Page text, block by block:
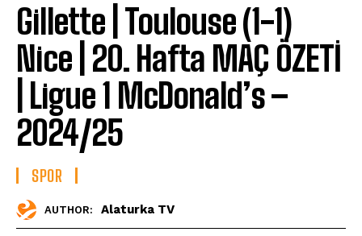
Gillette | Toulouse (1-1)
Nice | 20. Hafta MAÇ ÖZETİ
| Ligue 1 McDonald’s –
2024/25
SPOR
AUTHOR: Alaturka TV